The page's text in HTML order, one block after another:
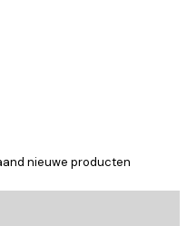
nieuwe producten